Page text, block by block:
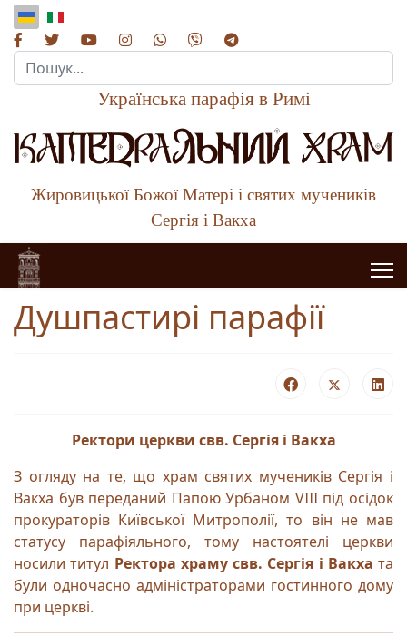
Пошук...
Українська парафія в Римі
Жировицької Божої Матері і святих мучеників
Сергія і Вакха
Душпастирі парафії
Ректори церкви свв. Сергія і Вакха
З огляду на те, що храм святих мучеників Сергія і
Вакха був переданий Папою Урбаном VIII під осідок
прокураторів Київської Митрополії, то він не мав
статусу парафіяльного, тому настоятелі церкви
носили титул Ректора храму свв. Сергія і Вакха та
були одночасно адміністраторами гостинного дому
при церкві.